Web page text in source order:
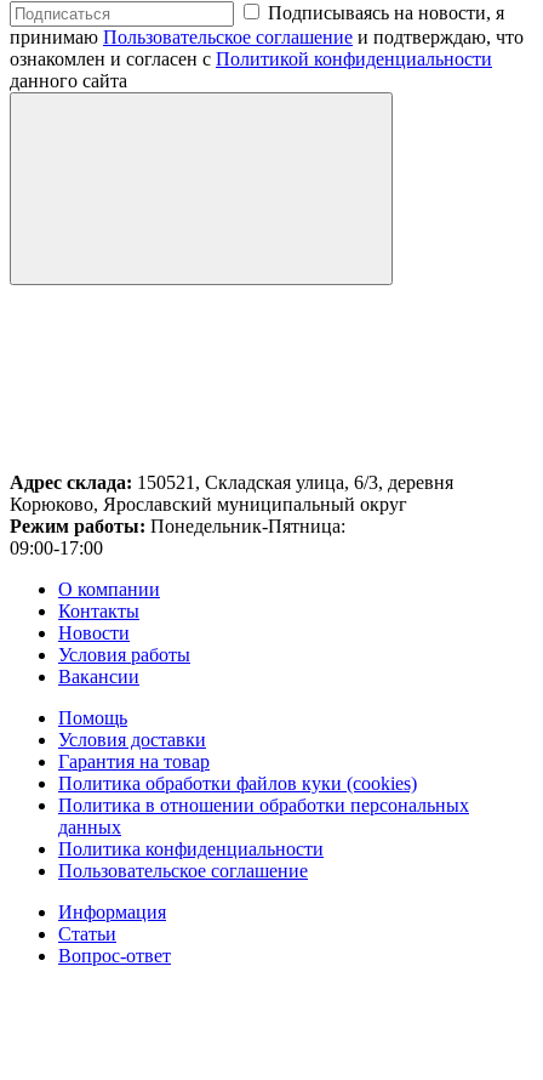
Подписываясь на новости, я
принимаю Пользовательское соглашение и подтверждаю, что
ознакомлен и согласен с Политикой конфиденциальности
данного сайта
Адрес склада: 150521, Складская улица, 6/3, деревня
Корюково, Ярославский муниципальный округ
Режим работы: Понедельник-Пятница:
09:00-17:00
О компании
Контакты
Новости
Условия работы
Вакансии
Помощь
Условия доставки
Гарантия на товар
Политика обработки файлов куки (cookies)
Политика в отношении обработки персональных
данных
Политика конфиденциальности
Пользовательское соглашение
Информация
Статьи
Вопрос-ответ